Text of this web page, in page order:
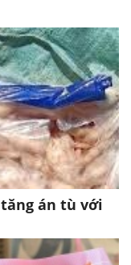
án tù với